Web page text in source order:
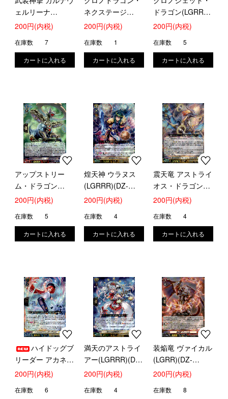
ェルリーナ
(LGRRR)(DZ-
200円(内税)
在庫数 7
ネクステージ
(LGRRR)(DZ-
200円(内税)
在庫数 1
ドラゴン(LGRRR)
(DZ-SS16/LG05)
200円(内税)
在庫数 5
アップストリー
ム・ドラゴン
(LGRRR)(DZ-
200円(内税)
在庫数 5
煌天神 ウラヌス
(LGRRR)(DZ-
SS16/LG07)
200円(内税)
在庫数 4
震天竜 アストライ
オス・ドラゴン
(LGRRR)(DZ-
200円(内税)
在庫数 4
ハイドッグブ
リーダー アカネ
(LGRRR)(DZ-
200円(内税)
在庫数 6
満天のアストライ
アー(LGRRR)(DZ-
SS16/LG10)
200円(内税)
在庫数 4
装焔竜 ヴァイカル
(LGRR)(DZ-
SS16/LG11)
200円(内税)
在庫数 8